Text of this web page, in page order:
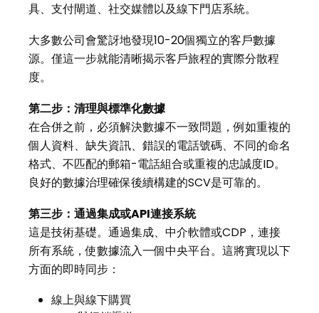
具、支付閘道、社交媒體以及線下門店系統。
大多數公司會驚訝地發現10-20個獨立的客戶數據
源。僅這一步就能清晰揭示客戶旅程的實際分散程
度。
第二步：清理與標準化數據
在合併之前，必須解決數據不一致問題，例如重複的
個人資料、缺失資訊、錯誤的電話號碼、不同的命名
格式、不匹配的郵箱-電話組合或重複的忠誠度ID。
良好的數據治理確保後續構建的SCV是可靠的。
第三步：通過集成或API連接系統
這是技術基礎。通過集成、中介軟體或CDP，連接
所有系統，使數據流入一個中央平台。這將實現以下
方面的即時同步：
線上與線下購買